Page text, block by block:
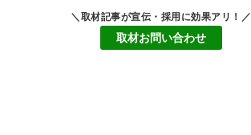
＼取材記事が宣伝・採用に効果アリ！／
取材お問い合わせ